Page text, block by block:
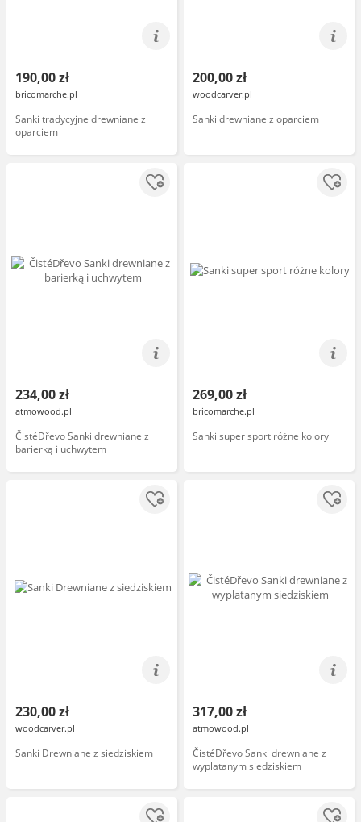
190,00 zł
bricomarche.pl
Sanki tradycyjne drewniane z
oparciem
200,00 zł
woodcarver.pl
Sanki drewniane z oparciem
234,00 zł
atmowood.pl
ČistéDřevo Sanki drewniane z
barierką i uchwytem
269,00 zł
bricomarche.pl
Sanki super sport różne kolory
230,00 zł
woodcarver.pl
Sanki Drewniane z siedziskiem
317,00 zł
atmowood.pl
ČistéDřevo Sanki drewniane z
wyplatanym siedziskiem